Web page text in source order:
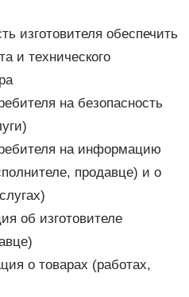
изготовителя обеспечить
и технического
на безопасность
на информацию
продавце) и о
об изготовителе
о товарах (работах,